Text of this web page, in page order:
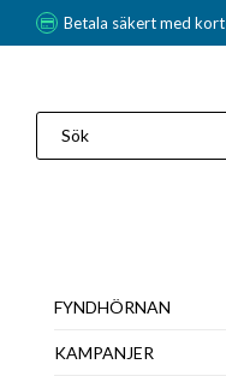
Betala säkert med kort
FYNDHÖRNAN
KAMPANJER